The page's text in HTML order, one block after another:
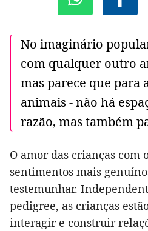
No imaginário
com qualquer outro
mas parece que para
animais - não há
razão, mas também
O amor das crianças com
sentimentos mais
testemunhar.
pedigree, as crianças
interagir e construir